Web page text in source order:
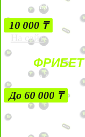
БЕЗ УСЛОВИЙ
10 000 ₸
На сайт
ФРИБЕТ
ЗА ДЕПОЗИТЫ
До 60 000 ₸